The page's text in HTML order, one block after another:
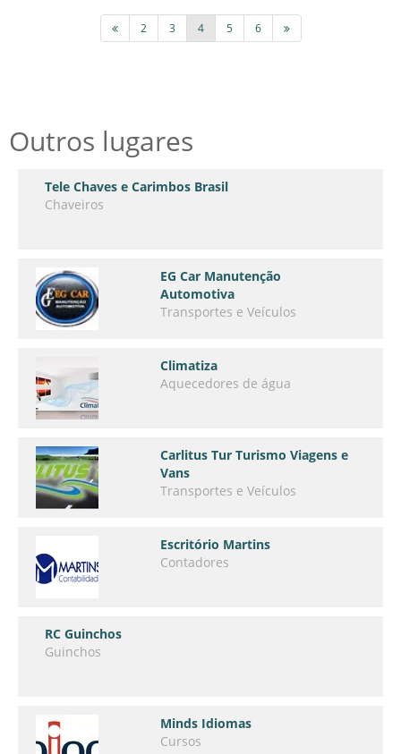
2 3 4 5 6
Outros lugares
Tele Chaves e Carimbos Brasil
Chaveiros
EG Car Manutenção
Automotiva
Transportes e Veículos
Climatiza
Aquecedores de água
Carlitus Tur Turismo Viagens e
Vans
Transportes e Veículos
Escritório Martins
Contadores
RC Guinchos
Guinchos
Minds Idiomas
Cursos